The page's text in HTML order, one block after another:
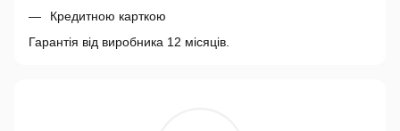
Кредитною карткою
Гарантія від виробника 12 місяців.